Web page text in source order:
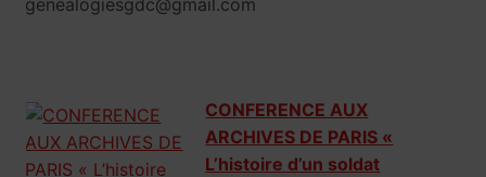
genealogiesgdc@gmail.com
CONFERENCE AUX
ARCHIVES DE PARIS «
L’histoire d’un soldat